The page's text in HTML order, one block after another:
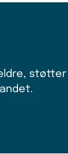
støtter
på
at de